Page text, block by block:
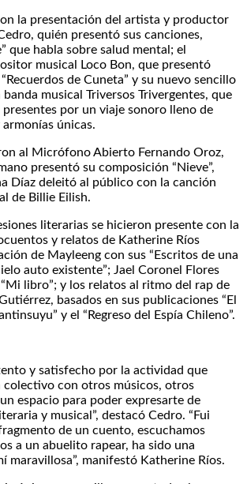
la presentación del artista y productor
quién presentó sus canciones,
que habla sobre salud mental; el
musical Loco Bon, que presentó
de Cuneta” y su nuevo sencillo
musical Triversos Trivergentes, que
presentes por un viaje sonoro lleno de
únicas.
al Micrófono Abierto Fernando Oroz,
presentó su composición “Nieve”,
Díaz deleitó al público con la canción
de Billie Eilish.
literarias se hicieron presente con la
y relatos de Katherine Ríos
de Mayleeng con sus “Escritos de una
auto existente”; Jael Coronel Flores
libro”; y los relatos al ritmo del rap de
basados en sus publicaciones “El
y el “Regreso del Espía Chileno”.
y satisfecho por la actividad que
colectivo con otros músicos, otros
espacio para poder expresarte de
y musical”, destacó Cedro. “Fui
de un cuento, escuchamos
a un abuelito rapear, ha sido una
maravillosa”, manifestó Katherine Ríos.